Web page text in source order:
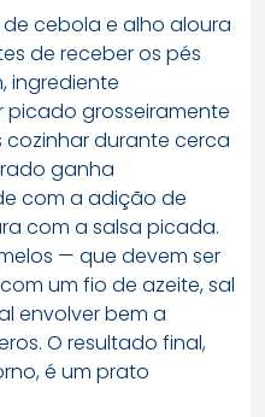
cebola e alho aloura
de receber os pés
ingrediente
grosseiramente
cozinhar durante cerca
ganha
com a adição de
com a salsa picada.
— que devem ser
um fio de azeite, sal
envolver bem a
O resultado final,
é um prato